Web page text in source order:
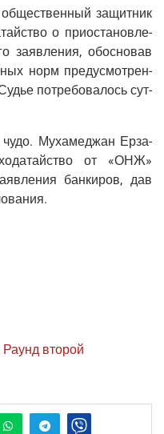
защит­ник
о при­оста­нов­ле­
заяв­ле­ния, обос­но­вав
норм преду­смот­рен­
потре­бо­ва­лось сут­
чудо. Муха­меджан Ерза­
от «ОНЖ»
бан­ки­ров, дав
второй